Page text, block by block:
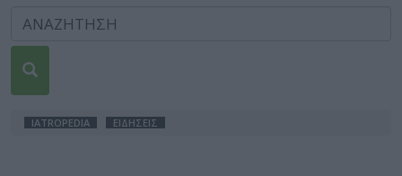
IATROPEDIA ΕΙΔΗΣΕΙΣ